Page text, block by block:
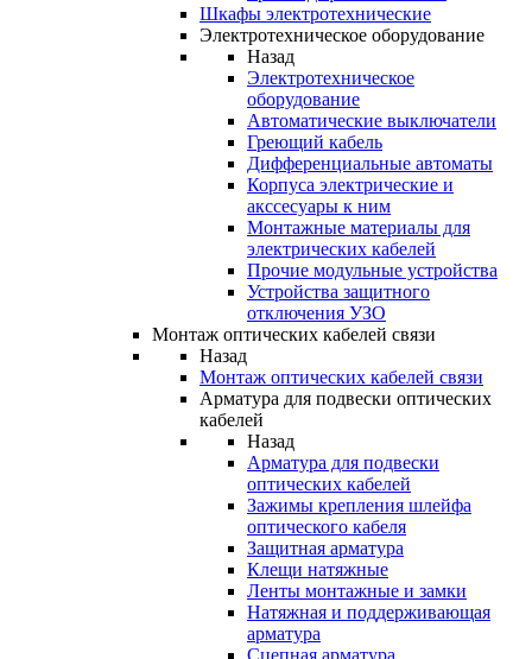
Шкафы электротехнические
Электротехническое оборудование
Назад
Электротехническое
оборудование
Автоматические выключатели
Греющий кабель
Дифференциальные автоматы
Корпуса электрические и
акссесуары к ним
Монтажные материалы для
электрических кабелей
Прочие модульные устройства
Устройства защитного
отключения УЗО
Монтаж оптических кабелей связи
Назад
Монтаж оптических кабелей связи
Арматура для подвески оптических
кабелей
Назад
Арматура для подвески
оптических кабелей
Зажимы крепления шлейфа
оптического кабеля
Защитная арматура
Клещи натяжные
Ленты монтажные и замки
Натяжная и поддерживающая
арматура
Сцепная арматура